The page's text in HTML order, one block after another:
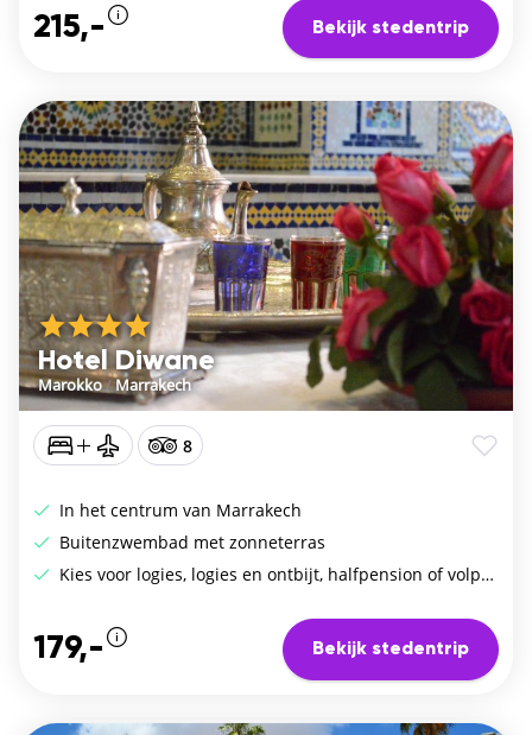
215,- Bekijk stedentrip
Hotel Diwane
Marokko/Marrakech
8
In het centrum van Marrakech
Buitenzwembad met zonneterras
Kies voor logies, logies en ontbijt, halfpension of volpension
179,- Bekijk stedentrip